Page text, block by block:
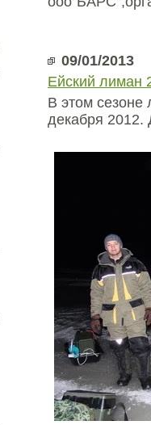
09/01/2013
Ейский лиман
В этом
декабря 2012.